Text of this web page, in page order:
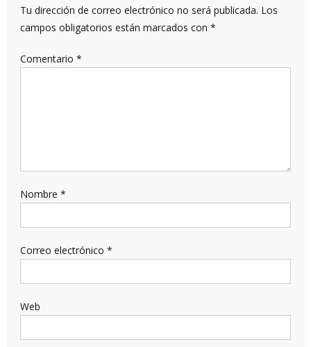
Tu dirección de correo electrónico no será publicada. Los
campos obligatorios están marcados con *
Comentario *
Nombre *
Correo electrónico *
Web